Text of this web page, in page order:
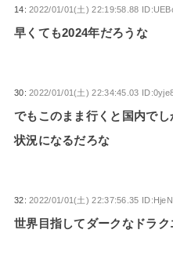
14:2022/01/01(土) 22:19:58.88
早くても2024年だろうな
30:2022/01/01(土) 22:34:45.03
でもこのまま行くと国内で
状況になるだろな
32:2022/01/01(土) 22:37:56.35
世界目指してダークなドラ